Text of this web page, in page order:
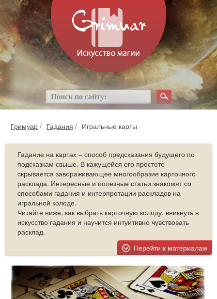
Гримуар / Гадания / Игральные карты
Гадание на картах – способ предсказания будущего по
подсказкам свыше. В кажущейся его простоте
скрывается завораживающее многообразие карточного
расклада. Интересные и полезные статьи знакомят со
способами гадания и интерпретации раскладов на
игральной колоде.
Читайте ниже, как выбрать карточную колоду, вникнуть в
искусство гадания и научится интуитивно чувствовать
расклад.
Перейти к материалам